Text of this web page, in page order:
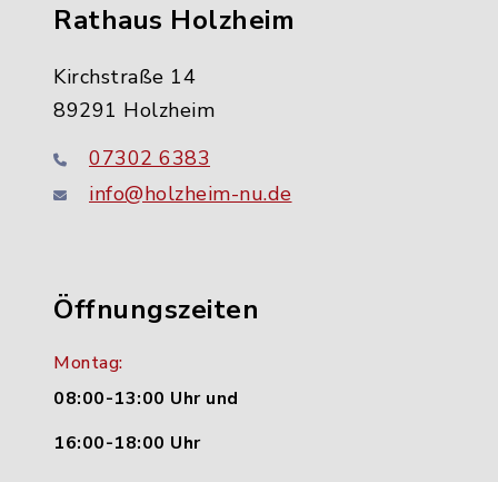
Rathaus Holzheim
Kirchstraße 14
89291 Holzheim
07302 6383
info@holzheim-nu.de
Öffnungszeiten
Montag:
08:00-13:00 Uhr und
16:00-18:00 Uhr